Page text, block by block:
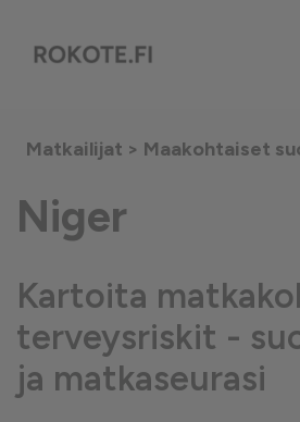
Matkailijat > Maakohtaiset
Niger
Kartoita
terveysriskit -
ja matkaseurasi